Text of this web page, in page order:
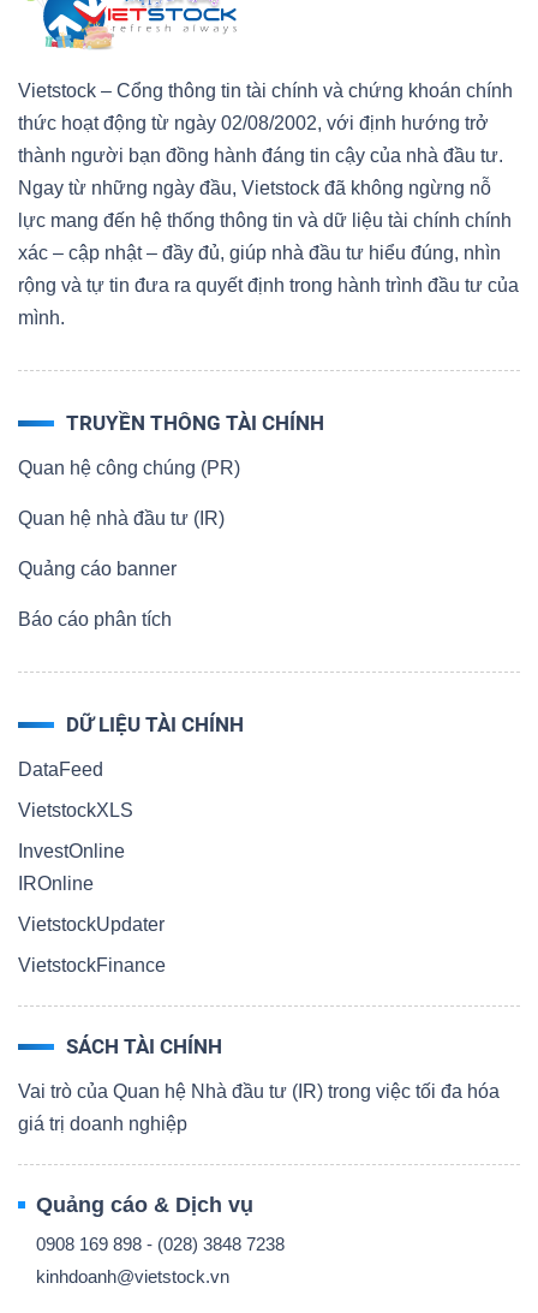
Vietstock – Cổng thông tin tài chính và chứng khoán chính
thức hoạt động từ ngày 02/08/2002, với định hướng trở
thành người bạn đồng hành đáng tin cậy của nhà đầu tư.
Ngay từ những ngày đầu, Vietstock đã không ngừng nỗ
lực mang đến hệ thống thông tin và dữ liệu tài chính chính
xác – cập nhật – đầy đủ, giúp nhà đầu tư hiểu đúng, nhìn
rộng và tự tin đưa ra quyết định trong hành trình đầu tư của
mình.
TRUYỀN THÔNG TÀI CHÍNH
Quan hệ công chúng (PR)
Quan hệ nhà đầu tư (IR)
Quảng cáo banner
Báo cáo phân tích
DỮ LIỆU TÀI CHÍNH
DataFeed
VietstockXLS
InvestOnline
IROnline
VietstockUpdater
VietstockFinance
SÁCH TÀI CHÍNH
Vai trò của Quan hệ Nhà đầu tư (IR) trong việc tối đa hóa
giá trị doanh nghiệp
Quảng cáo & Dịch vụ
0908 169 898 - (028) 3848 7238
kinhdoanh@vietstock.vn